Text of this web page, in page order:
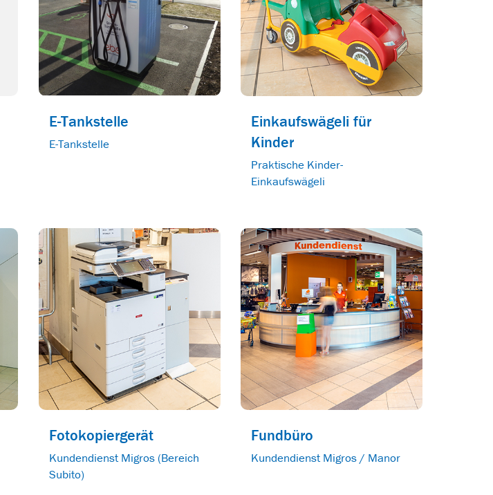
E-Tankstelle
E-Tankstelle
Einkaufswägeli für
Kinder
Praktische Kinder-
Einkaufswägeli
Fotokopiergerät
Kundendienst Migros (Bereich
Subito)
Fundbüro
Kundendienst Migros / Manor